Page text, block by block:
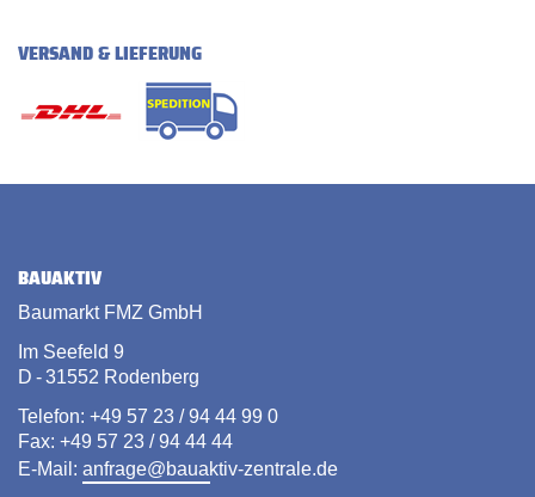
VERSAND & LIEFERUNG
BAUAKTIV
Baumarkt FMZ GmbH
Im Seefeld 9
D - 31552 Rodenberg
Telefon: +49 57 23 / 94 44 99 0
Fax: +49 57 23 / 94 44 44
E-Mail: anfrage@bauaktiv-zentrale.de